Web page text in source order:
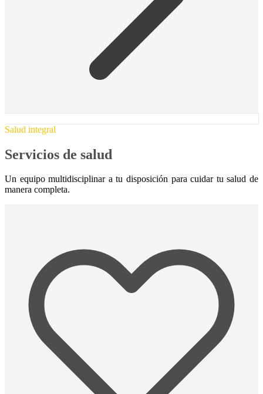
Salud integral
Servicios de salud
Un equipo multidisciplinar a tu disposición para cuidar tu salud de
manera completa.